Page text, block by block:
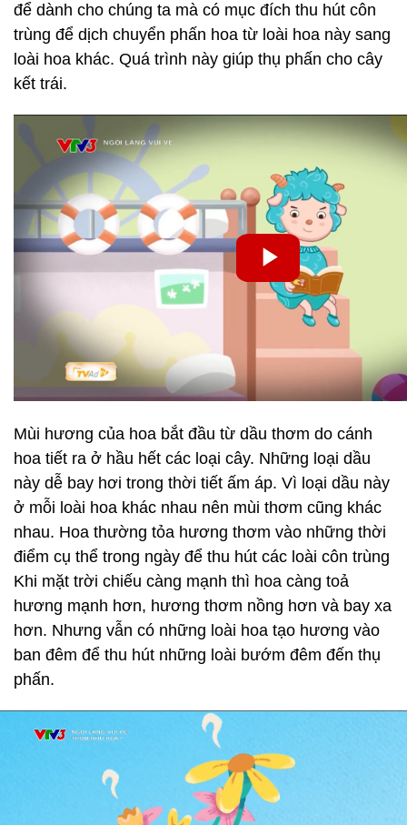
để dành cho chúng ta mà có mục đích thu hút côn
trùng để dịch chuyển phấn hoa từ loài hoa này sang
loài hoa khác. Quá trình này giúp thụ phấn cho cây
kết trái.
Mùi hương của hoa bắt đầu từ dầu thơm do cánh
hoa tiết ra ở hầu hết các loại cây. Những loại dầu
này dễ bay hơi trong thời tiết ấm áp. Vì loại dầu này
ở mỗi loài hoa khác nhau nên mùi thơm cũng khác
nhau. Hoa thường tỏa hương thơm vào những thời
điểm cụ thể trong ngày để thu hút các loài côn trùng
Khi mặt trời chiếu càng mạnh thì hoa càng toả
hương mạnh hơn, hương thơm nồng hơn và bay xa
hơn. Nhưng vẫn có những loài hoa tạo hương vào
ban đêm để thu hút những loài bướm đêm đến thụ
phấn.